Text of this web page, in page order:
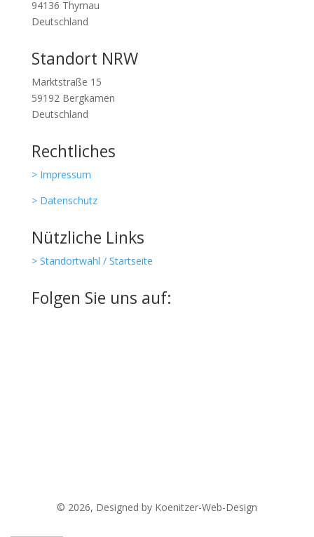
94136 Thyrnau
Deutschland
Standort NRW
Marktstraße 15
59192 Bergkamen
Deutschland
Rechtliches
> Impressum
> Datenschutz
Nützliche Links
> Standortwahl / Startseite
Folgen Sie uns auf:
© 2026, Designed by Koenitzer-Web-Design